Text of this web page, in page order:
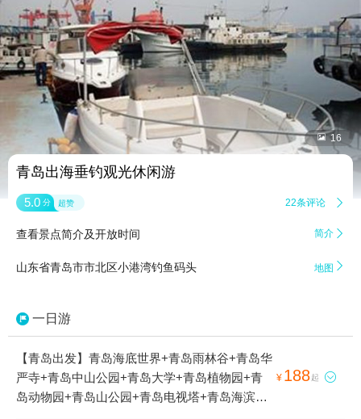
 16
青岛出海垂钓观光休闲游
5.0 分 超赞 22条评论 
查看景点简介及开放时间 简介 
山东省青岛市市北区小港湾钓鱼码头 地图 
一日游
【青岛出发】青岛海底世界+青岛雨林谷+青岛华
严寺+青岛中山公园+青岛大学+青岛植物园+青
岛动物园+青岛山公园+青岛电视塔+青岛海滨
¥ 188起 
